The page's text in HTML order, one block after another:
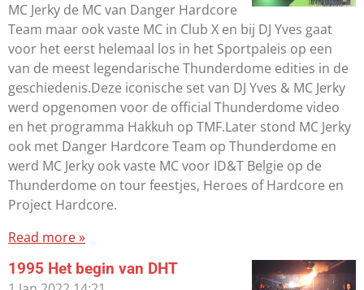
MC Jerky de MC van Danger Hardcore
Team maar ook vaste MC in Club X en bij DJ Yves gaat
voor het eerst helemaal los in het Sportpaleis op een
van de meest legendarische Thunderdome edities in de
geschiedenis.Deze iconische set van DJ Yves & MC Jerky
werd opgenomen voor de official Thunderdome video
en het programma Hakkuh op TMF.Later stond MC Jerky
ook met Danger Hardcore Team op Thunderdome en
werd MC Jerky ook vaste MC voor ID&T Belgie op de
Thunderdome on tour feestjes, Heroes of Hardcore en
Project Hardcore.
Read more »
1995 Het begin van DHT